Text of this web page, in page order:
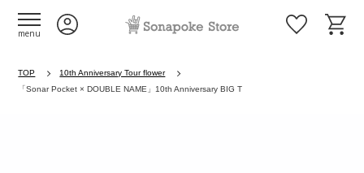
menu
TOP
10th Anniversary Tour flower
「Sonar Pocket × DOUBLE NAME」10th Anniversary BIG T